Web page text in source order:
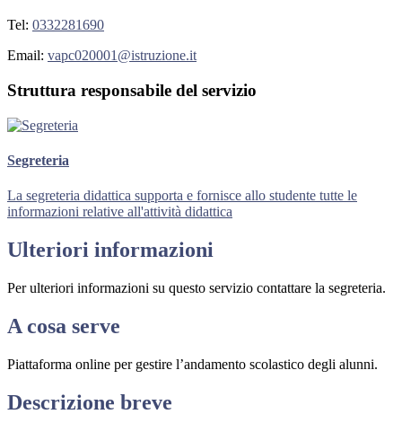
Tel: 0332281690
Email: vapc020001@istruzione.it
Struttura responsabile del servizio
Segreteria
La segreteria didattica supporta e fornisce allo studente tutte le
informazioni relative all'attività didattica
Ulteriori informazioni
Per ulteriori informazioni su questo servizio contattare la segreteria.
A cosa serve
Piattaforma online per gestire l’andamento scolastico degli alunni.
Descrizione breve